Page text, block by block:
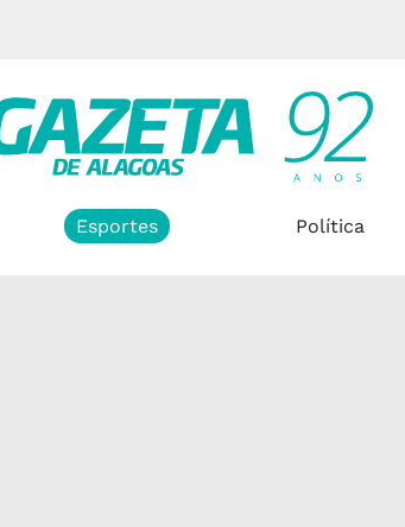
Esportes Política